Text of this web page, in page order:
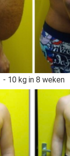
- 10 kg in 8 weken